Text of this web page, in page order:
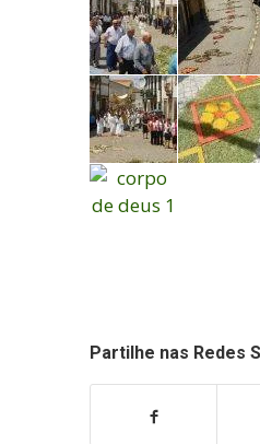
Partilhe nas Redes